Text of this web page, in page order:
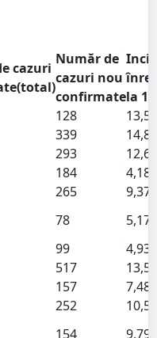
cazuri
Număr de
cazuri nou
confirmatela
128
13,51
339
14,81
293
12,63
184
4,18
265
9,37
78
5,17
99
4,93
517
13,53
157
7,48
252
10,50
154 9,79